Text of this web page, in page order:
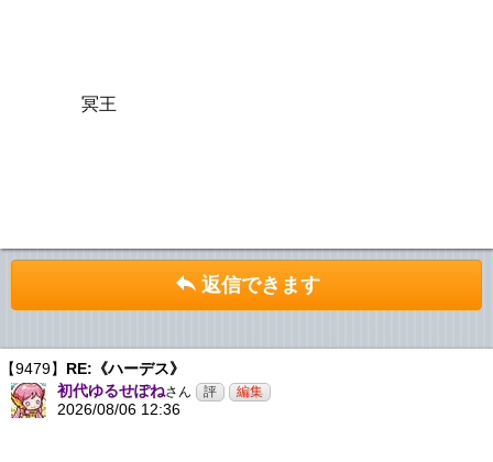
冥王
返信できます
【9479】 RE:《ハーデス》
初代ゆるせぽねさん
2026/08/06 12:36